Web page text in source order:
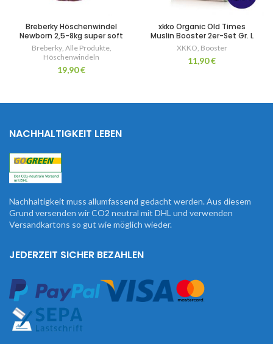
Breberky Höschenwindel
Newborn 2,5-8kg super soft
Breberky, Alle Produkte,
Höschenwindeln
19,90€
xkko Organic Old Times
Muslin Booster 2er-Set Gr. L
XKKO, Booster
11,90€
NACHHALTIGKEIT LEBEN
Nachhaltigkeit muss allumfassend gedacht werden. Aus diesem
Grund versenden wir CO2 neutral mit DHL und verwenden
Versandkartons so gut wie möglich wieder.
JEDERZEIT SICHER BEZAHLEN